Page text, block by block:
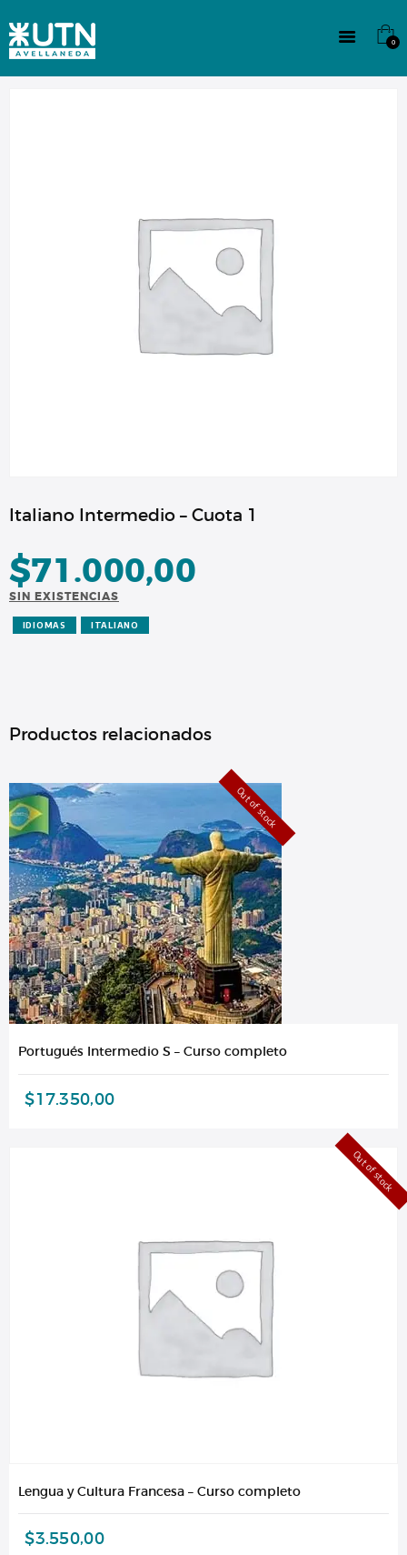
0
CULTURA
Italiano Intermedio – Cuota 1
$71.000,00
SIN EXISTENCIAS
IDIOMAS ITALIANO
Productos relacionados
Out of stock
Portugués Intermedio S – Curso completo
$17.350,00
Out of stock
Lengua y Cultura Francesa – Curso completo
$3.550,00